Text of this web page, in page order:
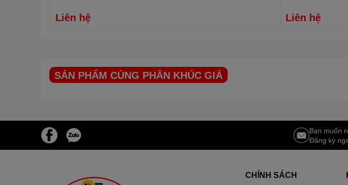
Liên hệ Liên hệ
SẢN PHẨM CÙNG PHÂN KHÚC GIÁ
Bạn muốn
Đăng ký
CHÍNH SÁCH